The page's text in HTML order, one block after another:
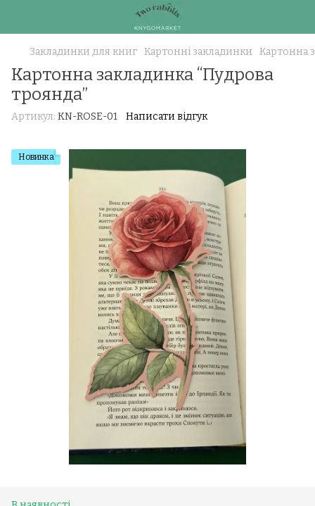
Закладинки для книг Картонні закладинки Картонна
Картонна закладинка “Пудрова
троянда”
Артикул: KN-ROSE-01 Написати відгук
Новинка